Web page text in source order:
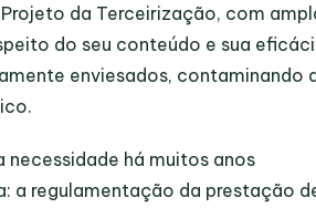
da Terceirização, com
do seu conteúdo e sua
enviesados, contaminando
necessidade há muitos anos
a regulamentação da prestação